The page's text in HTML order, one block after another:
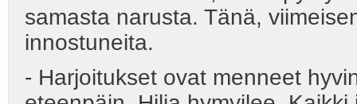
samasta narusta. Tänä,
innostuneita.
- Harjoitukset ovat menneet